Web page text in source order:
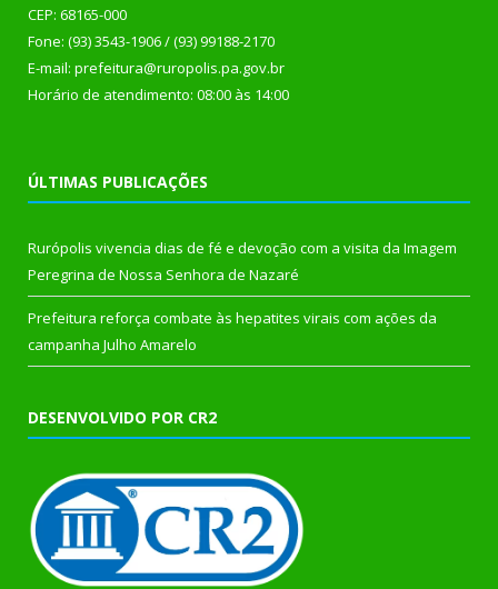
CEP: 68165-000
Fone: (93) 3543-1906 / (93) 99188-2170
E-mail: prefeitura@ruropolis.pa.gov.br
Horário de atendimento: 08:00 às 14:00
ÚLTIMAS PUBLICAÇÕES
Rurópolis vivencia dias de fé e devoção com a visita da Imagem
Peregrina de Nossa Senhora de Nazaré
Prefeitura reforça combate às hepatites virais com ações da
campanha Julho Amarelo
DESENVOLVIDO POR CR2